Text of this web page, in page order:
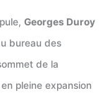
Georges Duroy
bureau des
de la
pleine expansion